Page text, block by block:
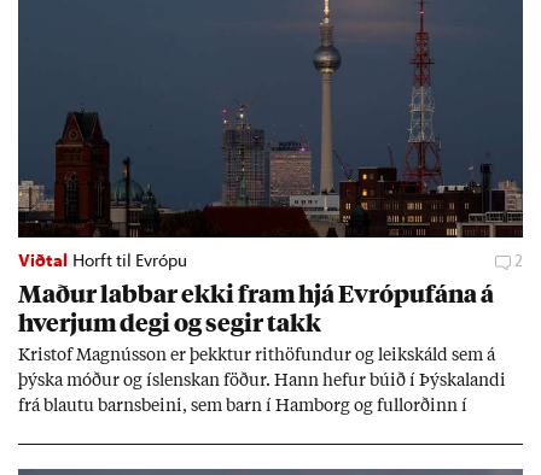
Viðtal Horft til Evrópu 2
Mað­ur labb­ar ekki fram hjá Evr­ópuf­ána á
hverj­um degi og seg­ir takk
Kri­stof Magnús­son er þekkt­ur rit­höf­und­ur og leik­skáld sem á
þýska móð­ur og ís­lensk­an föð­ur. Hann hef­ur bú­ið í Þýskalandi
frá blautu barns­beini, sem barn í Ham­borg og full­orð­inn í